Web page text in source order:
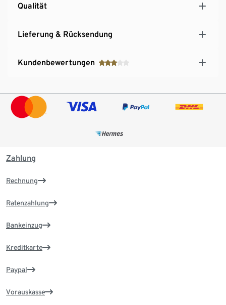
Qualität
Lieferung & Rücksendung
Kundenbewertungen
Zahlung
Rechnung
Ratenzahlung
Bankeinzug
Kreditkarte
Paypal
Vorauskasse